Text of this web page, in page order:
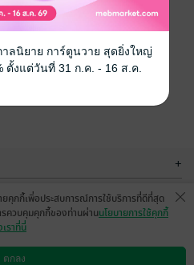
+
+
คุกกี้เพื่อประสบการณ์การใช้บริการที่ดีที่สุด
รควบคุมคุกกี้ของท่านผ่านนโยบายการใช้คุกกี้
ราที่นี่
ตกลง
าลนิยาย การ์ตูนวาย สุดยิ่งใหญ่
งแต่วันที่ 31 ก.ค. - 16 ส.ค.